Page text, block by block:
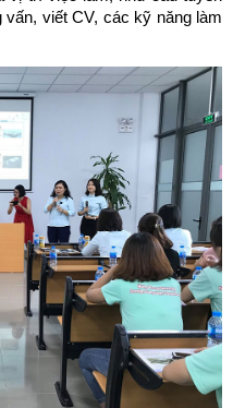
vấn, viết CV, các kỹ năng làm